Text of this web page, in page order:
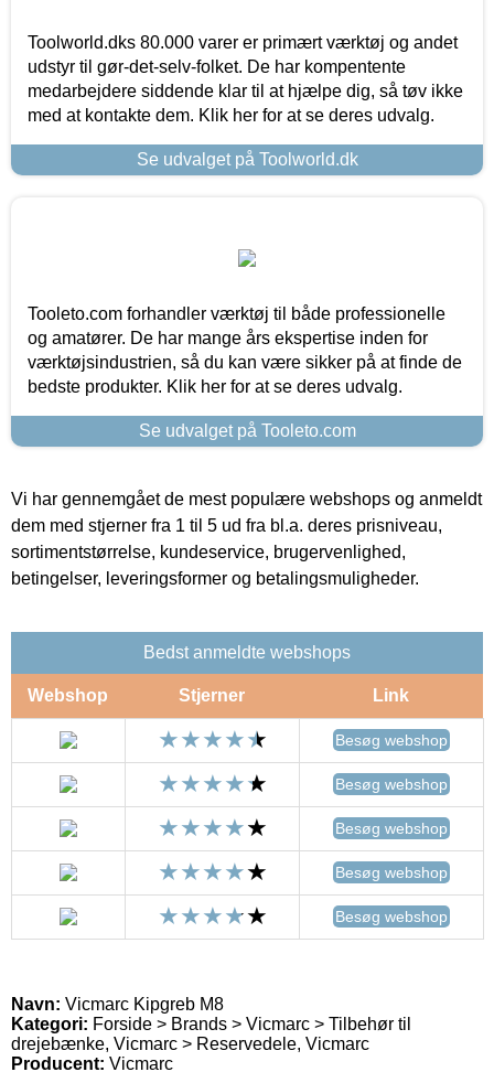
Toolworld.dks 80.000 varer er primært værktøj og andet
udstyr til gør-det-selv-folket. De har kompentente
medarbejdere siddende klar til at hjælpe dig, så tøv ikke
med at kontakte dem. Klik her for at se deres udvalg.
Se udvalget på Toolworld.dk
Tooleto.com forhandler værktøj til både professionelle
og amatører. De har mange års ekspertise inden for
værktøjsindustrien, så du kan være sikker på at finde de
bedste produkter. Klik her for at se deres udvalg.
Se udvalget på Tooleto.com
Vi har gennemgået de mest populære webshops og anmeldt
dem med stjerner fra 1 til 5 ud fra bl.a. deres prisniveau,
sortimentstørrelse, kundeservice, brugervenlighed,
betingelser, leveringsformer og betalingsmuligheder.
Bedst anmeldte webshops
Webshop Stjerner Link
Besøg webshop
Besøg webshop
Besøg webshop
Besøg webshop
Besøg webshop
Navn: Vicmarc Kipgreb M8
Kategori: Forside > Brands > Vicmarc > Tilbehør til
drejebænke, Vicmarc > Reservedele, Vicmarc
Producent: Vicmarc